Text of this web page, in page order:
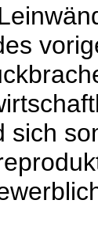
sich